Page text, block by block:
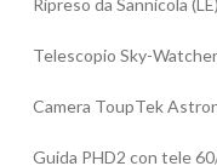
Ripreso da Sannicola
Telescopio Sky-
Camera ToupTek
Guida PHD2 con tele